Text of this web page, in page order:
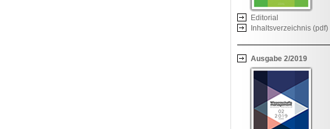
Editorial
Inhaltsverzeichnis (pdf)
Ausgabe 2/2019